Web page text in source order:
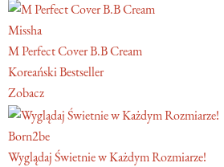
Missha
M Perfect Cover B.B Cream
Koreański Bestseller
Zobacz
Born2be
Wyglądaj Świetnie w Każdym Rozmiarze!